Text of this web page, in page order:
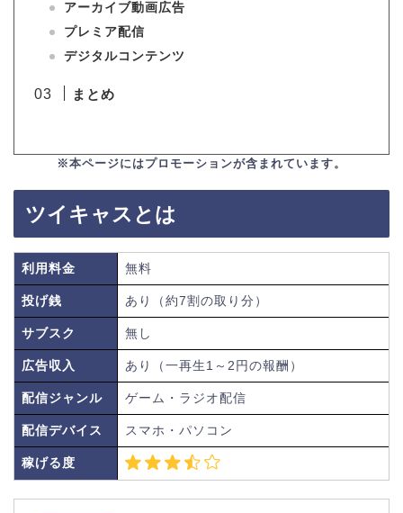
アーカイブ動画広告
プレミア配信
デジタルコンテンツ
まとめ
※本ページにはプロモーションが含まれています。
ツイキャスとは
利用料金 無料
投げ銭 あり（約7割の取り分）
サブスク 無し
広告収入 あり（一再生1～2円の報酬）
配信ジャンル ゲーム・ラジオ配信
配信デバイス スマホ・パソコン
稼げる度